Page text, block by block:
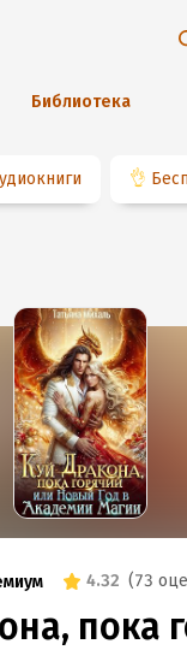
Библиотека
👌
4.32 (73
пока